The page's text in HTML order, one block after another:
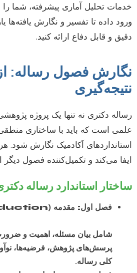
خدمات تحلیل آماری پیشرفته، شما
ورود داده تا تفسیر و نگارش یافته‌ها
دقیق و قابل دفاع ارائه کنید.
نگارش فصول رساله:
نتیجه‌گیری
رساله دکتری نه تنها یک پروژه
علمی است که باید با ساختاری
استانداردهای آکادمیک نگارش
ایفا می‌کند و تکمیل‌کننده فصول
ساختار استاندارد رساله
فصل اول: مقدمه (Introduction)
شامل بیان مسئله، اهمیت و
پرسش‌های پژوهش، فرضیه‌ها،
کلی رساله.